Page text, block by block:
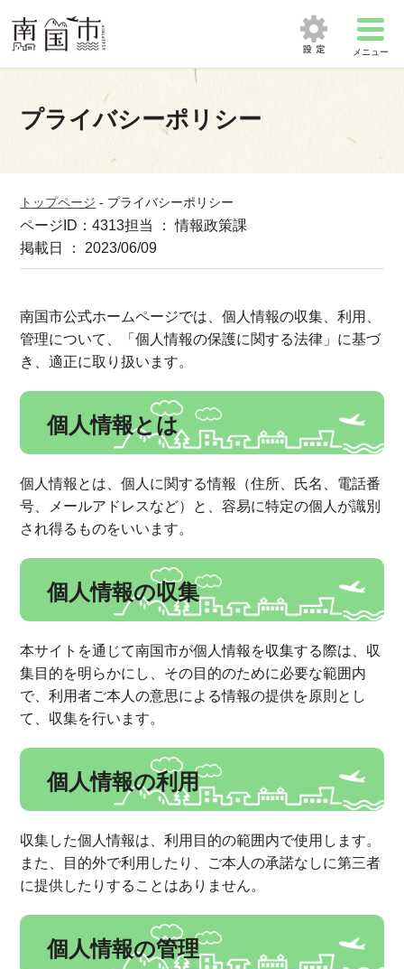
メニュー
プライバシーポリシー
トップページ - プライバシーポリシー
ページID：4313担当 ： 情報政策課
掲載日 ： 2023/06/09
南国市公式ホームページでは、個人情報の収集、利用、
管理について、「個人情報の保護に関する法律」に基づ
き、適正に取り扱います。
個人情報とは
個人情報とは、個人に関する情報（住所、氏名、電話番
号、メールアドレスなど）と、容易に特定の個人が識別
され得るものをいいます。
個人情報の収集
本サイトを通じて南国市が個人情報を収集する際は、収
集目的を明らかにし、その目的のために必要な範囲内
で、利用者ご本人の意思による情報の提供を原則とし
て、収集を行います。
個人情報の利用
収集した個人情報は、利用目的の範囲内で使用します。
また、目的外で利用したり、ご本人の承諾なしに第三者
に提供したりすることはありません。
個人情報の管理